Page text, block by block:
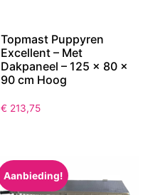
Topmast Puppyren
Excellent – Met
Dakpaneel – 125 x 80 x
90 cm Hoog
€ 213,75
Aanbieding!